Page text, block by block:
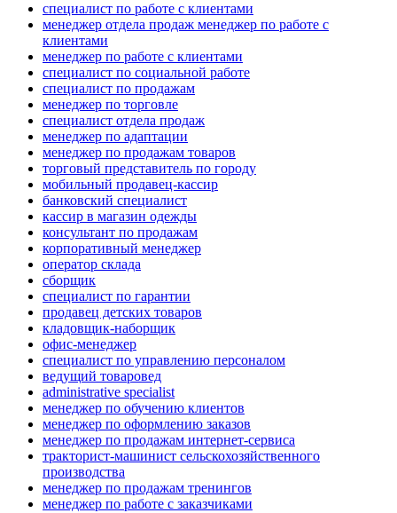
специалист по работе с клиентами
менеджер отдела продаж менеджер по работе с
клиентами
менеджер по работе с клиентами
специалист по социальной работе
специалист по продажам
менеджер по торговле
специалист отдела продаж
менеджер по адаптации
менеджер по продажам товаров
торговый представитель по городу
мобильный продавец-кассир
банковский специалист
кассир в магазин одежды
консультант по продажам
корпоративный менеджер
оператор склада
сборщик
специалист по гарантии
продавец детских товаров
кладовщик-наборщик
офис-менеджер
специалист по управлению персоналом
ведущий товаровед
administrative specialist
менеджер по обучению клиентов
менеджер по оформлению заказов
менеджер по продажам интернет-сервиса
тракторист-машинист сельскохозяйственного
производства
менеджер по продажам тренингов
менеджер по работе с заказчиками